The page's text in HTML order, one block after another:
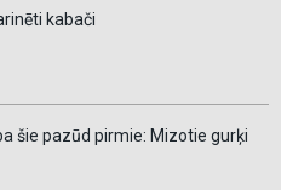
kabači
šie pazūd pirmie: Mizotie gurķi